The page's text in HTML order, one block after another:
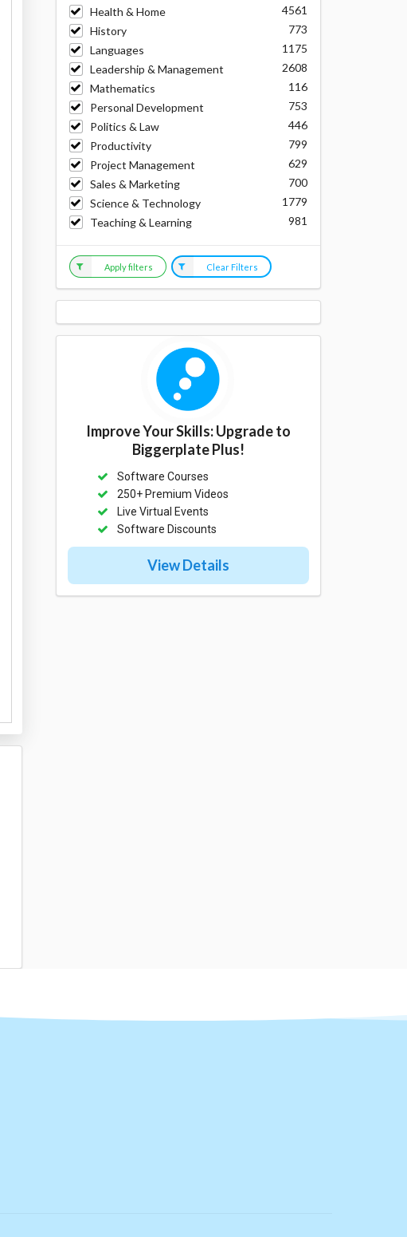
Health & Home
4561
History
773
Languages
1175
Leadership & Management
2608
Mathematics
116
Personal Development
753
Politics & Law
446
Productivity
799
Project Management
629
Sales & Marketing
700
Science & Technology
1779
Teaching & Learning
981
Apply filters Clear Filters
Improve Your Skills: Upgrade to
Biggerplate Plus!
Software Courses
250+ Premium Videos
Live Virtual Events
Software Discounts
View Details